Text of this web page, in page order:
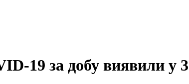
19 за добу виявили у